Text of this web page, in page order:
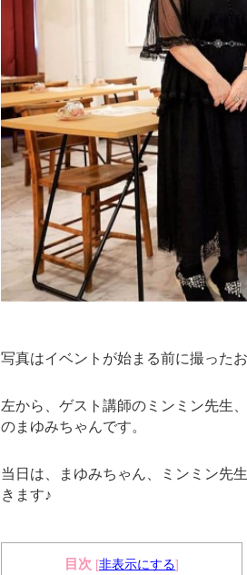
写真はイベントが始まる前に撮ったお
左から、ゲスト講師のミンミン先生
のまゆみちゃんです。
当日は、まゆみちゃん、ミンミン先
きます♪
目次 [非表示にする]